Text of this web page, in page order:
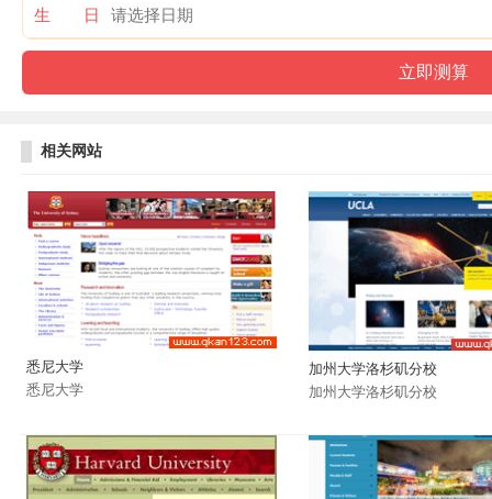
生 日
相关网站
悉尼大学
悉尼大学
加州大学洛杉矶分校
加州大学洛杉矶分校